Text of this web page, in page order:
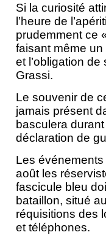
Si la curiosité
l’heure de
prudemment ce
faisant même
et l’obligation
Grassi.
Le souvenir de
jamais présent
basculera
déclaration de
Les
août les
fascicule bleu
bataillon, situé
réquisitions des
et téléphones.